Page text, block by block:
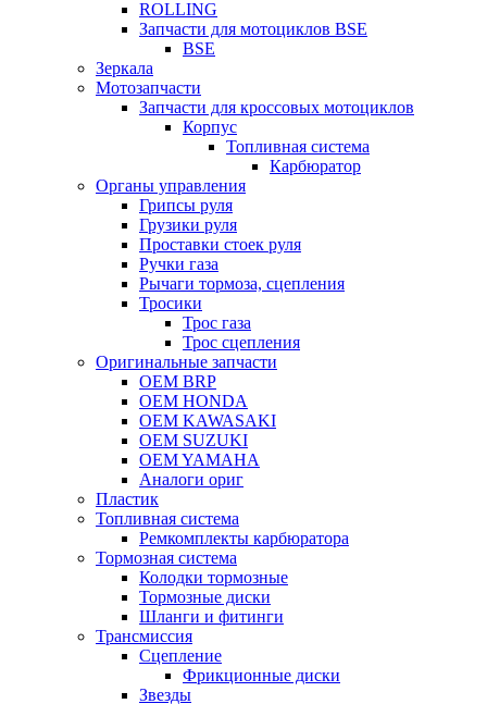
ROLLING
Запчасти для мотоциклов BSE
BSE
Зеркала
Мотозапчасти
Запчасти для кроссовых мотоциклов
Корпус
Топливная система
Карбюратор
Органы управления
Грипсы руля
Грузики руля
Проставки стоек руля
Ручки газа
Рычаги тормоза, сцепления
Тросики
Трос газа
Трос сцепления
Оригинальные запчасти
OEM BRP
OEM HONDA
OEM KAWASAKI
OEM SUZUKI
OEM YAMAHA
Аналоги ориг
Пластик
Топливная система
Ремкомплекты карбюратора
Тормозная система
Колодки тормозные
Тормозные диски
Шланги и фитинги
Трансмиссия
Cцепление
Фрикционные диски
Звезды